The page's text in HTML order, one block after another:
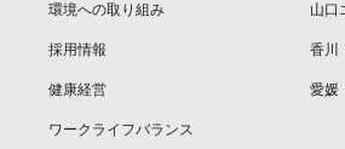
環境への取り組み
採用情報
健康経営
ワークライフバランス
山口
香川
愛媛